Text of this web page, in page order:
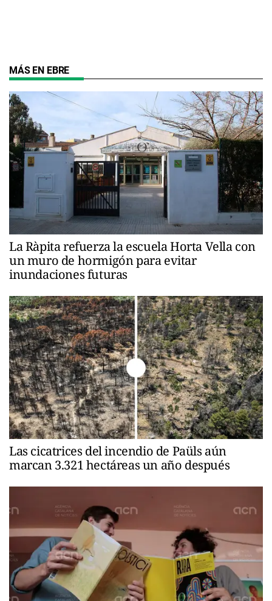
MÁS EN EBRE
La Ràpita refuerza la escuela Horta Vella con
un muro de hormigón para evitar
inundaciones futuras
Las cicatrices del incendio de Paüls aún
marcan 3.321 hectáreas un año después